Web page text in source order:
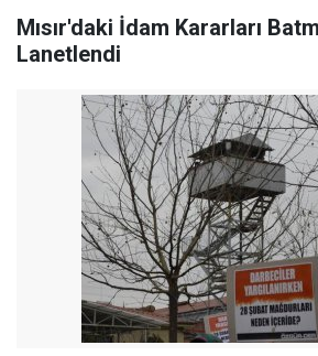
Mısır'daki İdam Kararları
Lanetlendi